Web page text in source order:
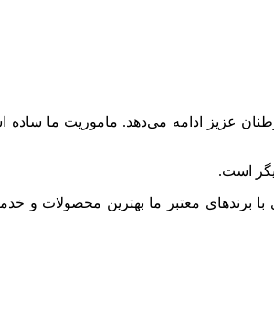
عزیز ادامه می‌دهد. ماموریت ما ساده
است.
برندهای معتبر ما بهترین محصولات و